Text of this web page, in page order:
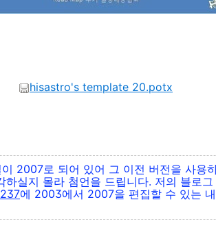
hisastro's template 20.potx
2007로 되어 있어 그 이전 버전을 사용
하실지 몰라 첨언을 드립니다. 저의 블로그
에 2003에서 2007을 편집할 수 있는